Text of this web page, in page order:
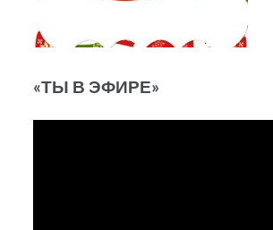
«ТЫ В ЭФИРЕ»